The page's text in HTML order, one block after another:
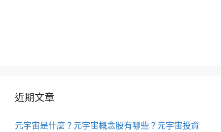
近期文章
元宇宙是什麼？元宇宙概念股有哪些？元宇宙投資